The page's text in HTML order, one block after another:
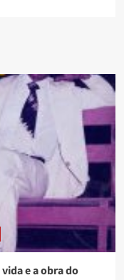
e a obra do